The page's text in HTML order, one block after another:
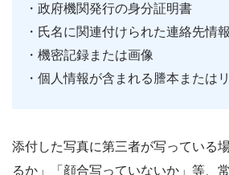
・政府機関発行の身分証明書
・氏名に関連付けられた連絡先情報
・機密記録または画像
・個人情報が含まれる謄本または
添付した写真に第三者が写っている
るか」「顔合写っていないか」等、